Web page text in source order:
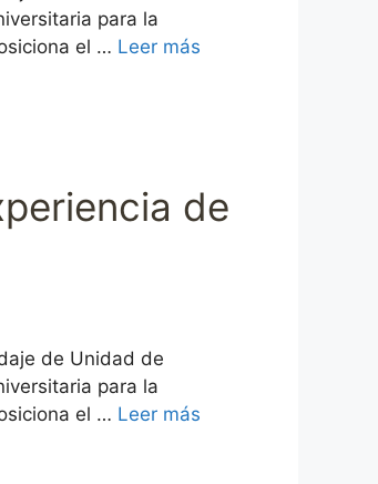
para la
el … Leer más
de
de Unidad de
para la
el … Leer más